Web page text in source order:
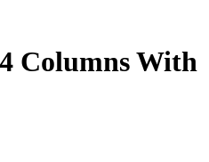
Columns With